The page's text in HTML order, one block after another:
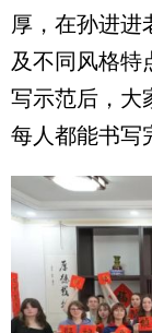
厚，在孙进进
及不同风格特
写示范后，大
每人都能书写